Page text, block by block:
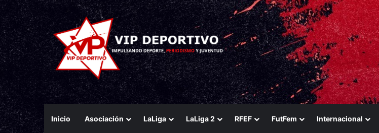
Inicio Asociación LaLiga LaLiga 2 RFEF FutFem Internacional